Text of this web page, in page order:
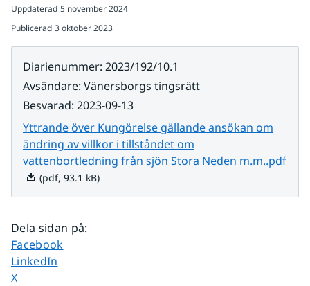
Uppdaterad 5 november 2024
Publicerad 3 oktober 2023
Diarienummer: 2023/192/10.1
Avsändare: Vänersborgs tingsrätt
Besvarad: 2023-09-13
Yttrande över Kungörelse gällande ansökan om
ändring av villkor i tillståndet om
vattenbortledning från sjön Stora Neden m.m..pdfPdf,
(pdf, 93.1 kB)
Dela sidan på:
Dela sidan på
Facebook
Dela sidan på
LinkedIn
Dela sidan på
X